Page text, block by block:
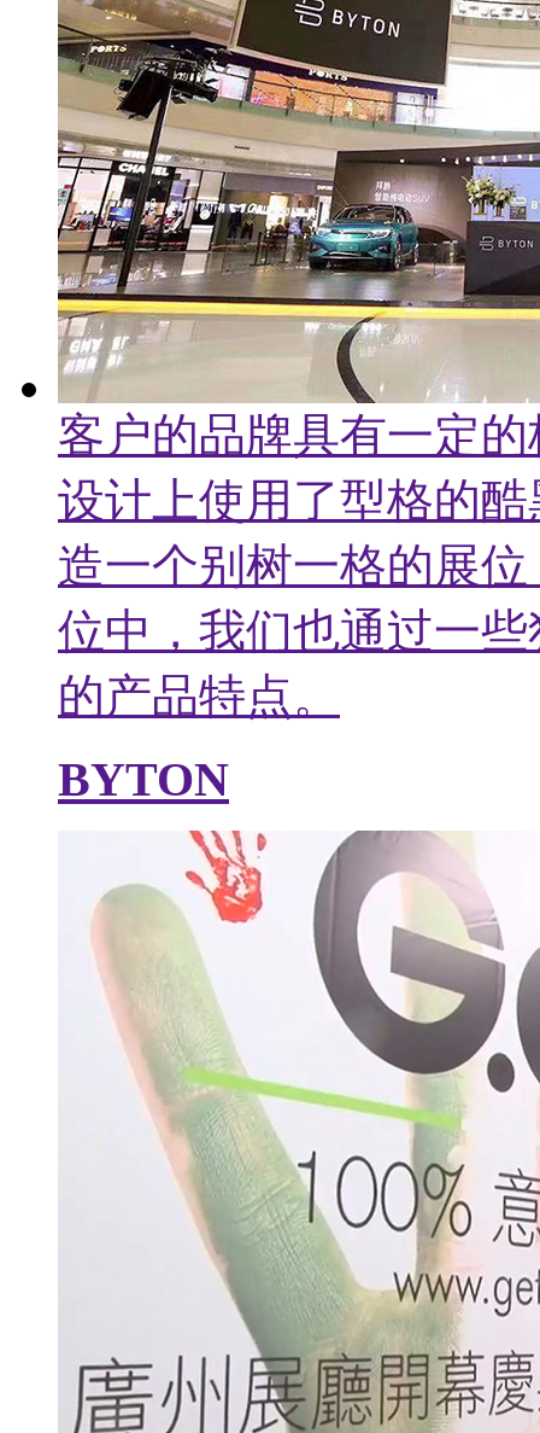
客户的品牌具有一定
设计上使用了型格的
造一个别树一格的展
位中，我们也通过一
的产品特点。
BYTON